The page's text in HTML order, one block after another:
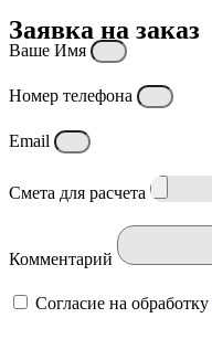
Заявка на заказ
Ваше Имя
Номер телефона
Email
Смета для расчета
Комментарий
Согласие на обработку